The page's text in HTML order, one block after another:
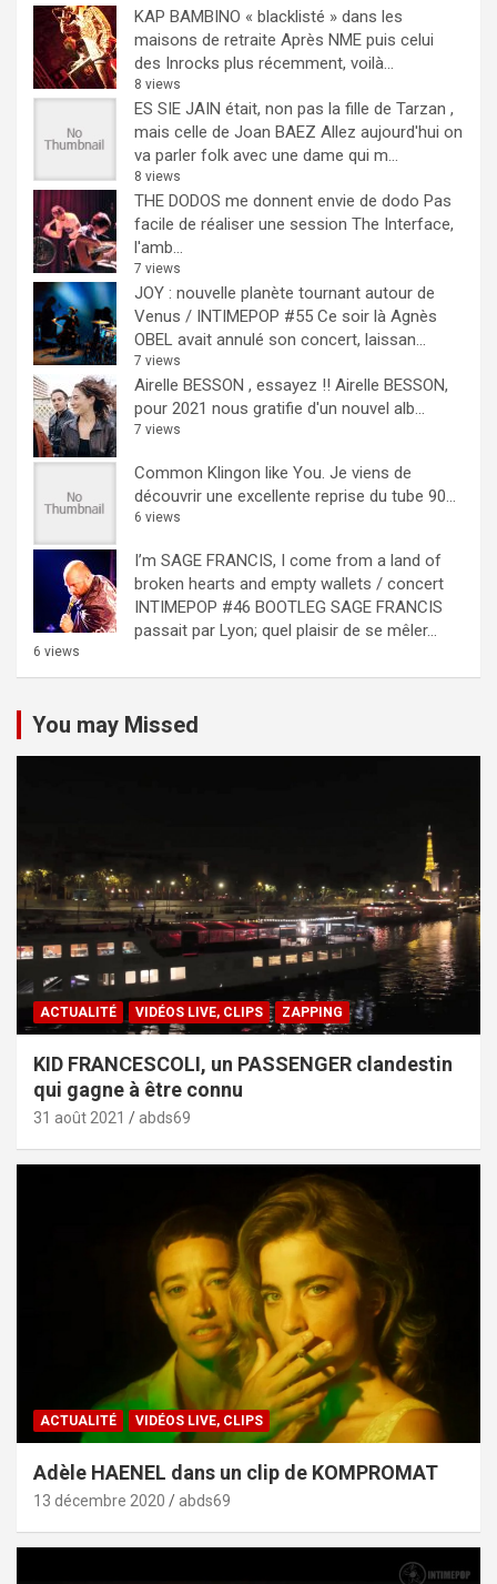
KAP BAMBINO « blacklisté » dans les
maisons de retraite Après NME puis celui
des Inrocks plus récemment, voilà...
8 views
ES SIE JAIN était, non pas la fille de Tarzan ,
mais celle de Joan BAEZ Allez aujourd'hui on
va parler folk avec une dame qui m...
8 views
THE DODOS me donnent envie de dodo Pas
facile de réaliser une session The Interface,
l'amb...
7 views
JOY : nouvelle planète tournant autour de
Venus / INTIMEPOP #55 Ce soir là Agnès
OBEL avait annulé son concert, laissan...
7 views
Airelle BESSON , essayez !! Airelle BESSON,
pour 2021 nous gratifie d'un nouvel alb...
7 views
Common Klingon like You. Je viens de
découvrir une excellente reprise du tube 90...
6 views
I’m SAGE FRANCIS, I come from a land of
broken hearts and empty wallets / concert
INTIMEPOP #46 BOOTLEG SAGE FRANCIS
passait par Lyon; quel plaisir de se mêler...
6 views
You may Missed
ACTUALITÉ VIDÉOS LIVE, CLIPS ZAPPING
KID FRANCESCOLI, un PASSENGER clandestin
qui gagne à être connu
31 août 2021 abds69
ACTUALITÉ VIDÉOS LIVE, CLIPS
Adèle HAENEL dans un clip de KOMPROMAT
13 décembre 2020 abds69